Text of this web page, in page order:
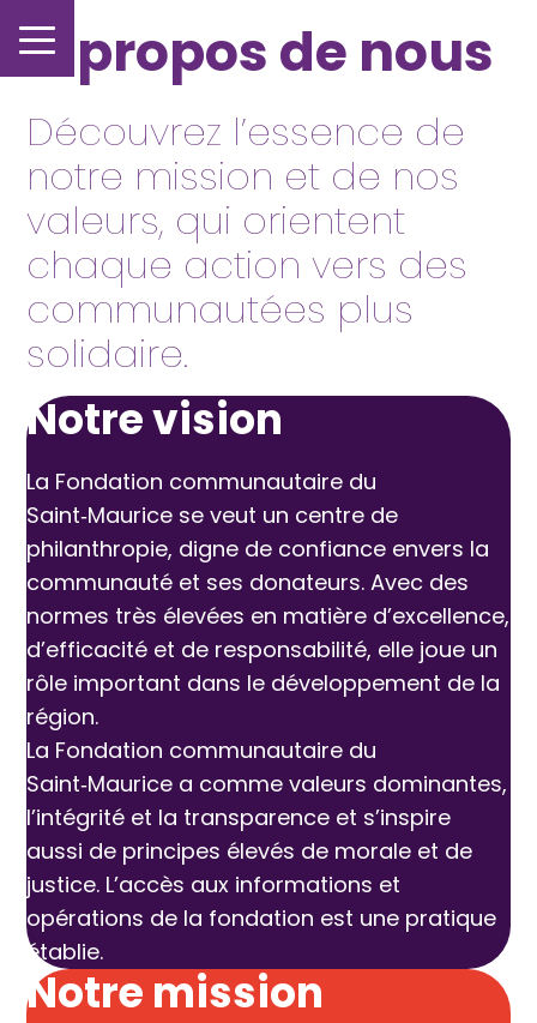
À propos de nous
Découvrez l’essence de
notre mission et de nos
valeurs, qui orientent
chaque action vers des
communautées plus
solidaire.
Notre vision
La Fondation communautaire du
Saint‑Maurice se veut un centre de
philanthropie, digne de confiance envers la
communauté et ses donateurs. Avec des
normes très élevées en matière d’excellence,
d’efficacité et de responsabilité, elle joue un
rôle important dans le développement de la
région.
La Fondation communautaire du
Saint‑Maurice a comme valeurs dominantes,
l’intégrité et la transparence et s’inspire
aussi de principes élevés de morale et de
justice. L’accès aux informations et
opérations de la fondation est une pratique
établie.
Notre mission